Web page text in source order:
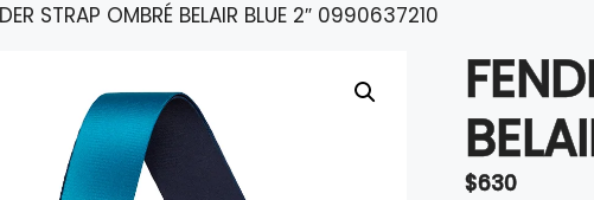
STRAP OMBRÉ BELAIR BLUE 2″ 0990637210
$630